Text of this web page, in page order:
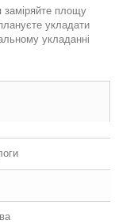
заміряйте площу
укладати
укладанні